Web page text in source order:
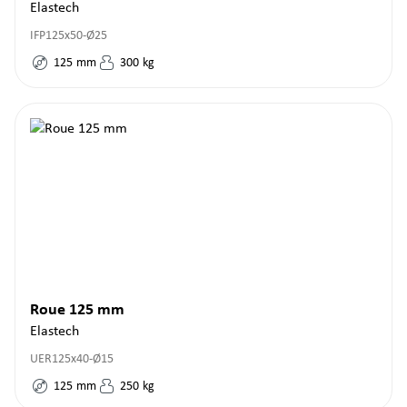
Elastech
IFP125x50-Ø25
125 mm 300 kg
Roue 125 mm
Elastech
UER125x40-Ø15
125 mm 250 kg